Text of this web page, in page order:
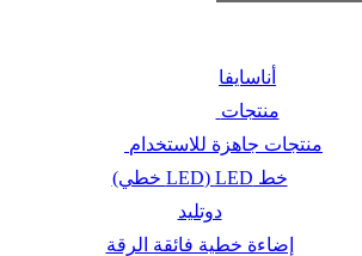
أناسايفا
منتجات
منتجات جاهزة للاستخدام
خط LED (LED خطي)
دوتليد
إضاءة خطية فائقة الرقة